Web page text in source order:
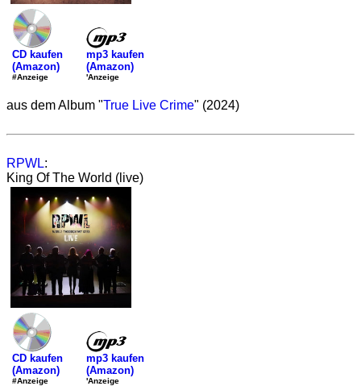
CD kaufen
(Amazon)
#Anzeige
mp3 kaufen
(Amazon)
'Anzeige
aus dem Album "True Live Crime" (2024)
RPWL:
King Of The World (live)
CD kaufen
(Amazon)
#Anzeige
mp3 kaufen
(Amazon)
'Anzeige